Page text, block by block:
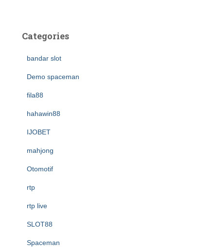
Categories
bandar slot
Demo spaceman
fila88
hahawin88
IJOBET
mahjong
Otomotif
rtp
rtp live
SLOT88
Spaceman